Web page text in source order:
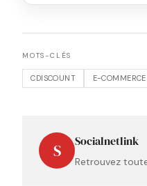
MOTS-CLÉS
CDISCOUNT E-COMMERCE
S Socialnetlink
Retrouvez